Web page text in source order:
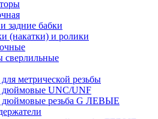
задние бабки
(накатки) и ролики
сверлильные
метрической резьбы
UNC/UNF
резьба G ЛЕВЫЕ